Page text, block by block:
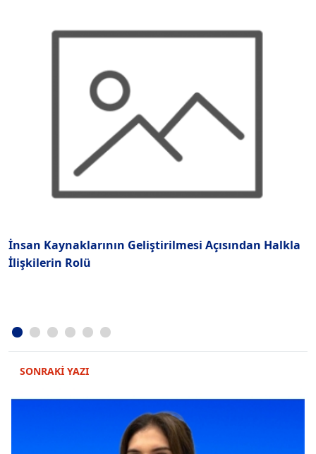
İnsan Kaynaklarının Geliştirilmesi Açısından Halkla
İlişkilerin Rolü
SONRAKİ YAZI